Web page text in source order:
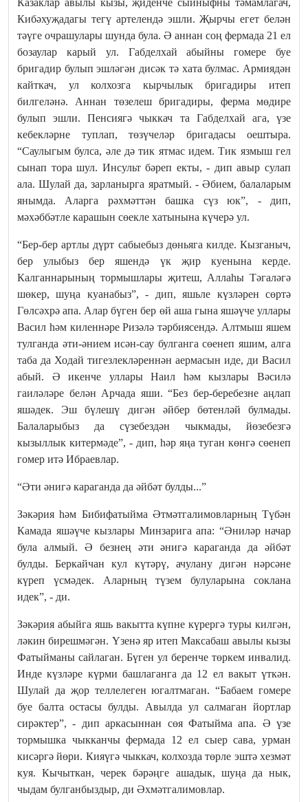
Казаклар авылы кызы, җиденче сыйныфны тәмамлагач,
Кибәхуҗадагы тегү артелендә эшли. Җырчы егет белән
тәүге очрашулары шунда була. Ә аннан соң фермада 21 ел
бозаулар карый ул. Габделхай абыйны гомере буе
бригадир булып эшләгән дисәк тә хата булмас. Армиядән
кайткач, ул колхозга кырчылык бригадиры итеп
билгеләнә. Аннан төзелеш бригадиры, ферма мөдире
булып эшли. Пенсиягә чыккач та Габделхай ага, үзе
кебекләрне туплап, төзүчеләр бригадасы оештыра.
“Саулыгым булса, әле дә тик ятмас идем. Тик язмыш гел
сынап тора шул. Инсульт бәреп екты, - дип авыр сулап
ала. Шулай да, зарланырга яратмый. - Әбием, балаларым
янымда. Аларга рәхмәттән башка сүз юк”, - дип,
мәхәббәтле карашын сөекле хатынына күчерә ул.
“Бер-бер артлы дүрт сабыебыз дөньяга килде. Кызганыч,
бер улыбыз бер яшендә үк җир куенына керде.
Калганнарының тормышлары җитеш, Аллаһы Тәгаләгә
шөкер, шуңа куанабыз”, - дип, яшьле күзләрен сөртә
Гөлсәхрә апа. Алар бүген бер өй аша гына яшәүче уллары
Васил һәм киленнәре Ризәлә тәрбиясендә. Алтмыш яшем
тулганда әти-әнием исән-сау булганга сөенеп яшим, алга
таба да Ходай тигезлекләреннән аермасын иде, ди Васил
абый. Ә икенче уллары Наил һәм кызлары Вәсилә
гаиләләре белән Арчада яши. “Без бер-беребезне аңлап
яшәдек. Эш бүлешү дигән әйбер бөтенләй булмады.
Балаларыбыз да сүзебездән чыкмады, йөзебезгә
кызыллык китермәде”, - дип, һәр яңа туган көнгә сөенеп
гомер итә Ибраевлар.
“Әти әнигә караганда да әйбәт булды...”
Зәкәрия һәм Бибифатыйма Әтмәтгалимовларның Түбән
Камада яшәүче кызлары Минзарига апа: “Әниләр начар
була алмый. Ә безнең әти әнигә караганда да әйбәт
булды. Беркайчан кул күтәрү, ачулану дигән нәрсәне
күреп үсмәдек. Аларның түзем булуларына соклана
идек”, - ди.
Зәкәрия абыйга яшь вакытта күпне күрергә туры килгән,
ләкин бирешмәгән. Үзенә яр итеп Максабаш авылы кызы
Фатыйманы сайлаган. Бүген ул беренче төркем инвалид.
Инде күзләре күрми башлаганга да 12 ел вакыт үткән.
Шулай да җор теллелеген югалтмаган. “Бабаем гомере
буе балта остасы булды. Авылда ул салмаган йортлар
сирәктер”, - дип аркасыннан сөя Фатыйма апа. Ә үзе
тормышка чыкканчы фермада 12 ел сыер сава, урман
кисәргә йөри. Кияүгә чыккач, колхозда төрле эштә хезмәт
куя. Кычыткан, черек бәрәңге ашадык, шуңа да нык,
чыдам булганбыздыр, ди Әхмәтгалимовлар.